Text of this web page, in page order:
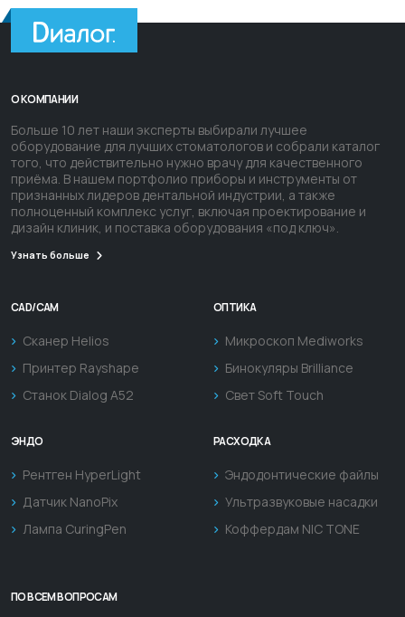
О КОМПАНИИ
Больше 10 лет наши эксперты выбирали лучшее
оборудование для лучших стоматологов и собрали каталог
того, что действительно нужно врачу для качественного
приёма. В нашем портфолио приборы и инструменты от
признанных лидеров дентальной индустрии, а также
полноценный комплекс услуг, включая проектирование и
дизайн клиник, и поставка оборудования «под ключ».
Узнать больше
CAD/CAM
Сканер Helios
Принтер Rayshape
Станок Dialog A52
ОПТИКА
Микроскоп Mediworks
Бинокуляры Brilliance
Свет Soft Touch
ЭНДО
Рентген HyperLight
Датчик NanoPix
Лампа CuringPen
РАСХОДКА
Эндодонтические файлы
Ультразвуковые насадки
Коффердам NIC TONE
ПО ВСЕМ ВОПРОСАМ